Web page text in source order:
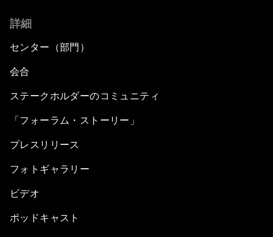
詳細
センター（部門）
会合
ステークホルダーのコミュニティ
「フォーラム・ストーリー」
プレスリリース
フォトギャラリー
ビデオ
ポッドキャスト